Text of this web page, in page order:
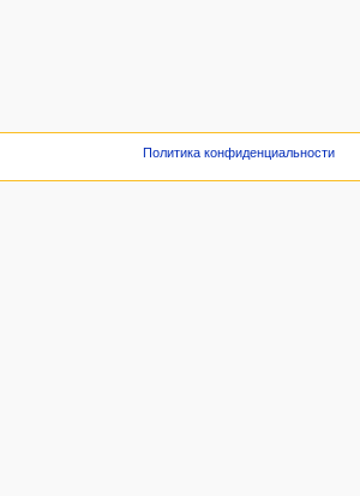
Политика конфиденциальности